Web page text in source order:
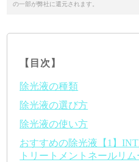
の一部が弊社に還元されます。
【目次】
除光液の種類
除光液の選び方
除光液の使い方
おすすめの除光液【1】
トリートメントネールリ